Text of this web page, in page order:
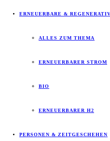
ERNEUERBARE &
ALLES ZUM THEMA
ERNEUERBARER STROM
BIO
ERNEUERBARER H2
PERSONEN & ZEITGESCHEHEN